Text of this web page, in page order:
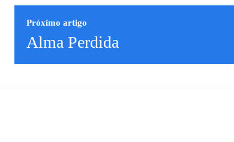
Próximo artigo
Alma Perdida